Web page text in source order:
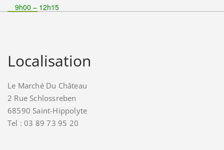
9h00 – 12h15
Localisation
Le Marché Du Château
2 Rue Schlossreben
68590 Saint-Hippolyte
Tel : 03 89 73 95 20